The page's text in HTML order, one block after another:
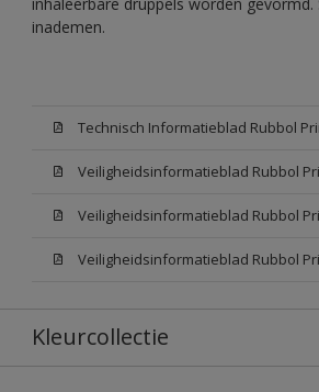
inademen.
Kleurcollectie